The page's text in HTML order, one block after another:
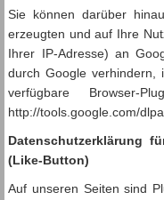
Sie können darüber
erzeugten und auf Ihre
Ihrer IP-Adresse) an
durch Google
verfügbare Browser-
http://tools.google.com/
Datenschutzerklärung
(Like-Button)
Auf unseren Seiten sind